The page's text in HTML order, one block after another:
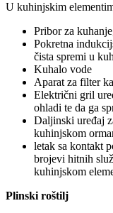
U kuhinjskim
Pribor za
Pokretna
čista spremi u
Kuhalo vode
Aparat za filter
Električni gril
ohladi te da ga
Daljinski uređaj
kuhinjskom
letak sa kontakt
brojevi hitnih
kuhinjskom
Plinski roštilj